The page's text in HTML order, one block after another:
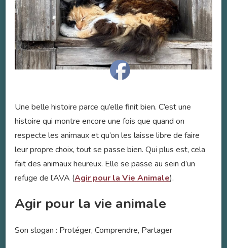
Une belle histoire parce qu’elle finit bien. C’est une
histoire qui montre encore une fois que quand on
respecte les animaux et qu’on les laisse libre de faire
leur propre choix, tout se passe bien. Qui plus est, cela
fait des animaux heureux. Elle se passe au sein d’un
refuge de l’AVA (Agir pour la Vie Animale).
Agir pour la vie animale
Son slogan : Protéger, Comprendre, Partager